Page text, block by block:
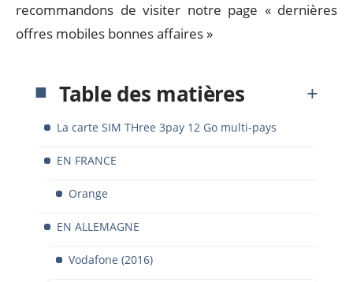
recommandons de visiter notre page « dernières
offres mobiles bonnes affaires »
Table des matières
La carte SIM THree 3pay 12 Go multi-pays
EN FRANCE
Orange
EN ALLEMAGNE
Vodafone (2016)